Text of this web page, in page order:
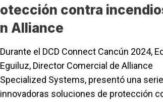
otección contra
n Alliance
Durante el DCD Connect Cancún 2024,
Eguiluz, Director Comercial de Alliance
Specialized Systems, presentó una
innovadoras soluciones de protección